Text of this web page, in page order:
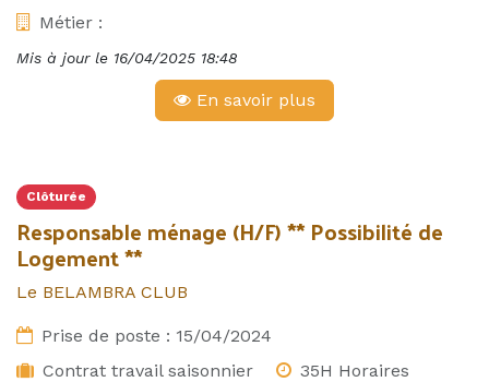
Métier :
Mis à jour le 16/04/2025 18:48
En savoir plus
Clôturée
Responsable ménage (H/F) ** Possibilité de
Logement **
Le BELAMBRA CLUB
Prise de poste : 15/04/2024
Contrat travail saisonnier
35H Horaires